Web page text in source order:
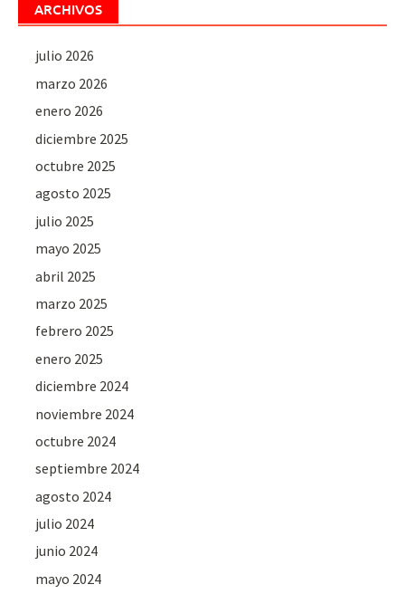
ARCHIVOS
julio 2026
marzo 2026
enero 2026
diciembre 2025
octubre 2025
agosto 2025
julio 2025
mayo 2025
abril 2025
marzo 2025
febrero 2025
enero 2025
diciembre 2024
noviembre 2024
octubre 2024
septiembre 2024
agosto 2024
julio 2024
junio 2024
mayo 2024